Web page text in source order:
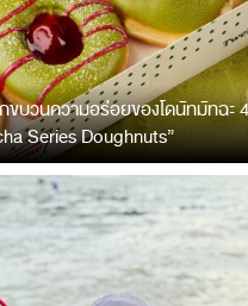
บวนความอร่อยของโดนัทมัทฉะ
Series Doughnuts”